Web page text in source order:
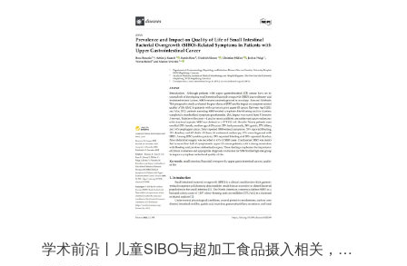
学术前沿丨儿童SIBO与超加工食品摄入相关，炎症指标具独立预测价值